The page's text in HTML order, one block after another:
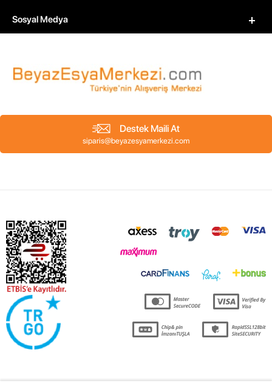
Sosyal Medya
Destek Maili At
siparis@beyazesyamerkezi.com